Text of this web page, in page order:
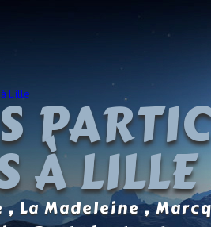
À LILLE
La Madeleine ,